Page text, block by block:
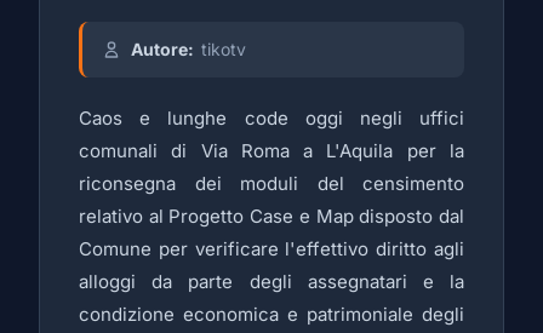
Autore: tikotv
Caos e lunghe code oggi negli uffici
comunali di Via Roma a L'Aquila per la
riconsegna dei moduli del censimento
relativo al Progetto Case e Map disposto dal
Comune per verificare l'effettivo diritto agli
alloggi da parte degli assegnatari e la
condizione economica e patrimoniale degli